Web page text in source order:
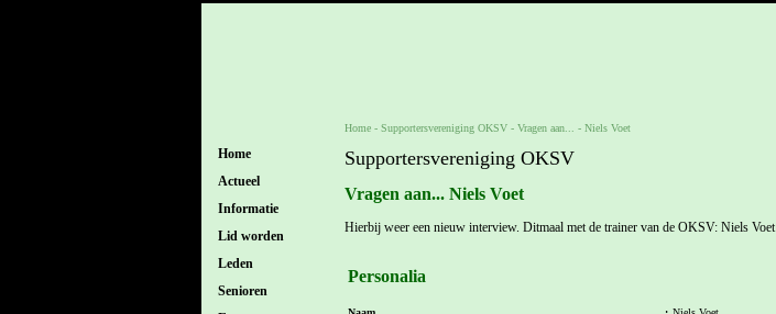
Home
Actueel
Informatie
Lid worden
Leden
Senioren
Home- Supportersvereniging OKSV- Vragen aan... - Niels Voet
Supportersvereniging OKSV
Vragen aan... Niels Voet
Hierbij weer een nieuw interview. Ditmaal met de trainer van de OKSV: Niels Voet
Personalia